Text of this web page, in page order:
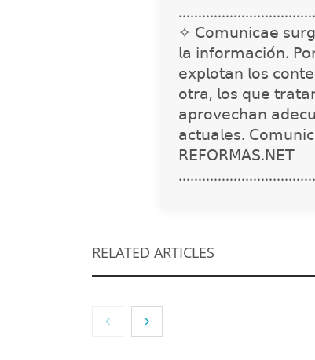
✧ 𝖢𝗈𝗆𝗎𝗇𝗂𝖼𝖺𝖾 𝗌𝗎𝗋𝗀𝖾
𝗅𝖺 𝗂𝗇𝖿𝗈𝗋𝗆𝖺𝖼𝗂𝗈́𝗇.
𝖾𝗑𝗉𝗅𝗈𝗍𝖺𝗇 𝗅𝗈𝗌
𝗈𝗍𝗋𝖺, 𝗅𝗈𝗌 𝗊𝗎𝖾
𝖺𝗉𝗋𝗈𝗏𝖾𝖼𝗁𝖺𝗇
𝖺𝖼𝗍𝗎𝖺𝗅𝖾𝗌.
𝖱𝖤𝖥𝖮𝖱𝖬𝖠𝖲.𝖭𝖤𝖳
RELATED ARTICLES